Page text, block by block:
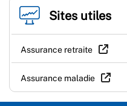
Sites utiles
Assurance retraite
Assurance maladie